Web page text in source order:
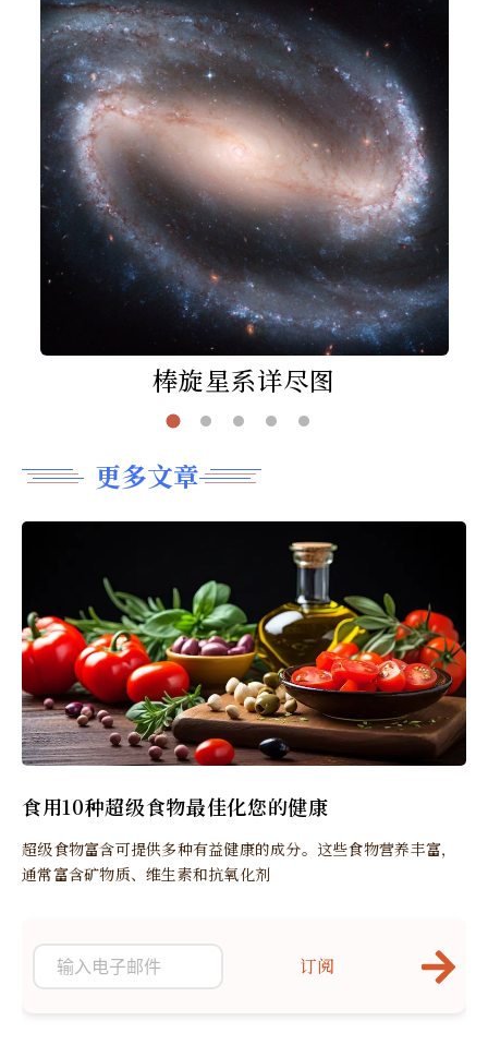
棒旋星系详尽图
更多文章
食用10种超级食物最佳化您的健康
超级食物富含可提供多种有益健康的成分。这些食物营养丰富，
通常富含矿物质、维生素和抗氧化剂
订阅